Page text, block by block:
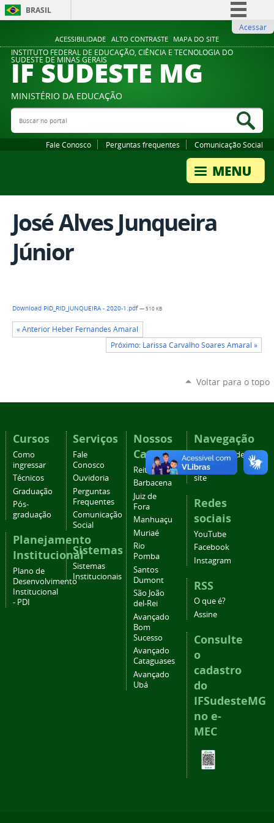
ACESSIBILIDADE ALTO CONTRASTE MAPA DO SITE
BRASIL
Comunica BR
Participe
Legislação
Acessar
INSTITUTO FEDERAL DE EDUCAÇÃO, CIÊNCIA E TECNOLOGIA DO
SUDESTE DE MINAS GERAIS
IF SUDESTE MG
MINISTÉRIO DA EDUCAÇÃO
Buscar no portal
Fale Conosco Perguntas frequentes Comunicação Social
José Alves Junqueira
Júnior
Download PID_RID_JUNQUEIRA - 2020-1.pdf— 510 KB
« Anterior Heber Fernandes Amaral
Próximo: Larissa Carvalho Soares Amaral »
Voltar para o topo
Cursos
Como
ingressar
Técnicos
Graduação
Pós-
graduação
Planejamento
Institucional
Plano de
Desenvolvimento
Institucional
- PDI
Serviços
Fale
Conosco
Ouvidoria
Perguntas
Frequentes
Comunicação
Social
Sistemas
Sistemas
Institucionais
Nossos
Campi
Reitoria
Barbacena
Juiz de
Fora
Manhuaçu
Muriaé
Rio
Pomba
Santos
Dumont
São João
del-Rei
Avançado
Bom
Sucesso
Avançado
Cataguases
Avançado
Ubá
Navegação
Acessibilidade
Mapa do
site
Redes
sociais
YouTube
Facebook
Instagram
RSS
O que é?
Assine
Consulte
o
cadastro
do
IFSudesteMG
no e-
MEC